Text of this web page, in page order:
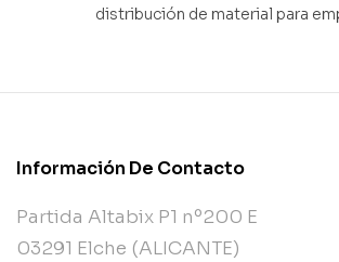
distribución de material para
Información De Contacto
Partida Altabix P1 nº200 E
03291 Elche (ALICANTE)